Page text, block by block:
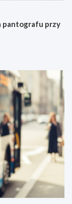
pantografu przy